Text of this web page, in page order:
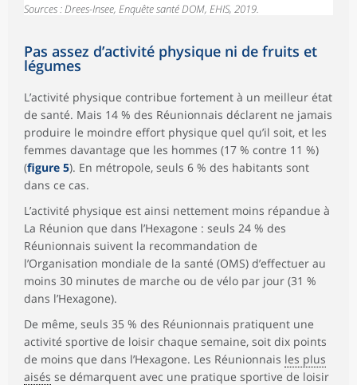
Sources : Drees-Insee, Enquête santé DOM, EHIS, 2019.
Pas assez d’activité physique ni de fruits et
légumes
L’activité physique contribue fortement à un meilleur état
de santé. Mais 14 % des Réunionnais déclarent ne jamais
produire le moindre effort physique quel qu’il soit, et les
femmes davantage que les hommes (17 % contre 11 %)
(figure 5). En métropole, seuls 6 % des habitants sont
dans ce cas.
L’activité physique est ainsi nettement moins répandue à
La Réunion que dans l’Hexagone : seuls 24 % des
Réunionnais suivent la recommandation de
l’Organisation mondiale de la santé (OMS) d’effectuer au
moins 30 minutes de marche ou de vélo par jour (31 %
dans l’Hexagone).
De même, seuls 35 % des Réunionnais pratiquent une
activité sportive de loisir chaque semaine, soit dix points
de moins que dans l’Hexagone. Les Réunionnais les plus
aisés se démarquent avec une pratique sportive de loisir